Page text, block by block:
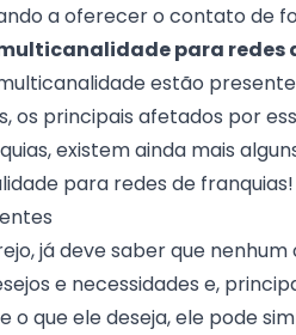
a oferecer o contato de
para redes
estão
os principais afetados por
existem ainda mais
para redes de franquias!
já deve saber que nenhum
e necessidades e,
o que ele deseja, ele pode